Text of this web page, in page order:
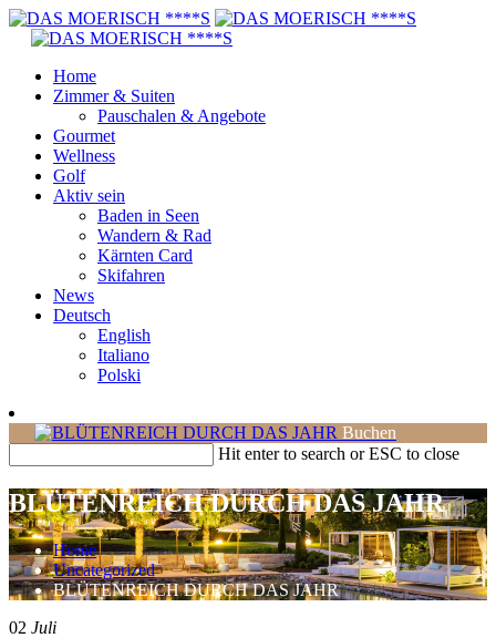
Home
Zimmer & Suiten
Pauschalen & Angebote
Gourmet
Wellness
Golf
Aktiv sein
Baden in Seen
Wandern & Rad
Kärnten Card
Skifahren
News
Deutsch
English
Italiano
Polski
Buchen
Hit enter to search or ESC to close
BLÜTENREICH DURCH DAS JAHR
Home
Uncategorized
BLÜTENREICH DURCH DAS JAHR
02 Juli